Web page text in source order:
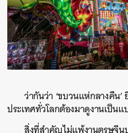
ว่ากันว่า ‘ขบวนแห่กลางคืน
ประเทศทั่วโลกต้องมาดูงานเป็นแ
สิ่งที่สำคัญไม่แพ้งานตรุษจี